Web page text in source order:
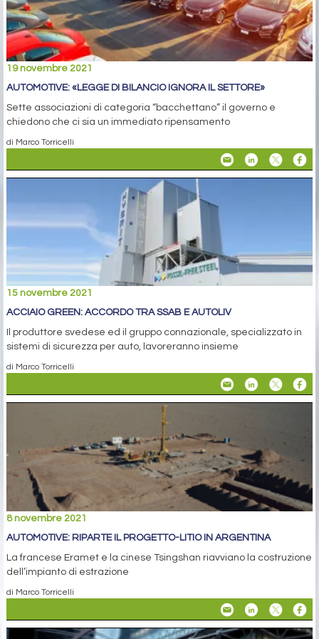
19 novembre 2021
AUTOMOTIVE: «LEGGE DI BILANCIO IGNORA IL SETTORE»
Sette associazioni di categoria “bacchettano” il governo e
chiedono che ci sia un immediato ripensamento
di Marco Torricelli
15 novembre 2021
ACCIAIO GREEN: ACCORDO TRA SSAB E AUTOLIV
Il produttore svedese ed il gruppo connazionale, specializzato in
sistemi di sicurezza per auto, lavoreranno insieme
di Marco Torricelli
8 novembre 2021
AUTOMOTIVE: RIPARTE IL PROGETTO-LITIO IN ARGENTINA
La francese Eramet e la cinese Tsingshan riavviano la costruzione
dell’impianto di estrazione
di Marco Torricelli